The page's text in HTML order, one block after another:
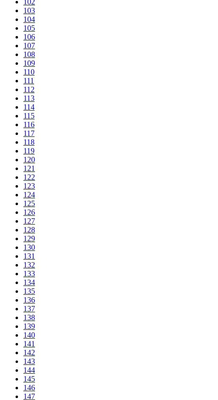
102
103
104
105
106
107
108
109
110
111
112
113
114
115
116
117
118
119
120
121
122
123
124
125
126
127
128
129
130
131
132
133
134
135
136
137
138
139
140
141
142
143
144
145
146
147